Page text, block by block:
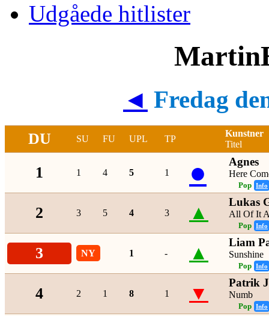
Udgåede hitlister
◄ Fredag
DU SU FU UPL TP
Kunstner
Titel
1 1 4 5 1 ● Agnes
Here
Pop Info
2 3 5 4 3 ▲ Lukas
All Of It
Pop Info
3 NY 1 - ▲ Liam
Sunshine
Pop Info
4 2 1 8 1 ▼ Patrik
Numb
Pop Info